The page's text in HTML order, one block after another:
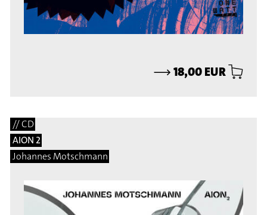
⟶18,00 EUR
// CD
AION 2
Johannes Motschmann